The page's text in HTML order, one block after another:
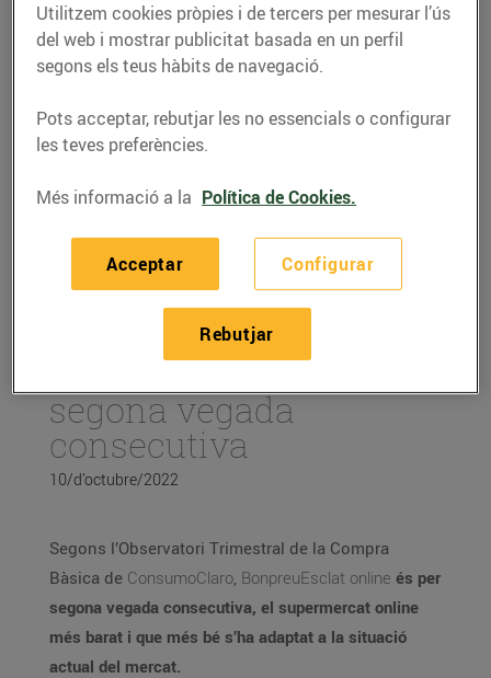
ACTUALITAT
Som el supermercat
online més barat en
l'àmbit estatal, per
segona vegada
consecutiva
10/d’octubre/2022
Segons l’Observatori Trimestral de la Compra
Bàsica de ConsumoClaro, BonpreuEsclat online és per
segona vegada consecutiva, el supermercat online
més barat i que més bé s’ha adaptat a la situació
actual del mercat.
Utilitzem cookies pròpies i de tercers per mesurar l’ús
del web i mostrar publicitat basada en un perfil
segons els teus hàbits de navegació.
Pots acceptar, rebutjar les no essencials o configurar
les teves preferències.
Més informació a la Política de Cookies.
Configurar
Rebutjar
Acceptar